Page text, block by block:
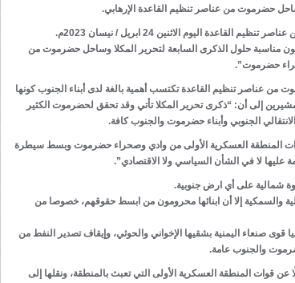
حضرموت من عناصر تنظيم القاعدة الإرهابي.
اليوم الاثنين 24 ابريل / نيسان 2023م.
مناسبة حلول الذكرى السابعة لتحرير المكلا وساحل حضرموت من
حضرموت”.
من عناصر تنظيم القاعدة تكتسب أهمية بالغة لدى أبناء الجنوب كونها
إلى أن: “ذكرى تحرير المكلا تأتي وقد تحقق لحضرموت الكثير
الجنوبي وأبناء حضرموت والجنوب كافة.
المنطقة العسكرية الأولى من وادي وصحراء حضرموت وبسط سيطرة
عليها لا في الشأن السياسي ولا الاقتصادي”.
شمالية على أي ارض جنوبية.
والسمكية إلا أن ابنائها محرومون من ابسط حقوقهم، خصوصا من
صنعاء اليمنية بشقيها الإخواني والحوثي، وإيقاف تصدير النفط من
والجنوب عامة.
عن قوات المنطقة العسكرية الأولى التي تعبث بالمنطقة، ونقلها إلى